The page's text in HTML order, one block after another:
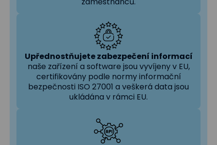
Upřednostňujete zabezpečení informací
naše zařízení a software jsou vyvíjeny v EU,
certifikovány podle normy informační
bezpečnosti ISO 27001 a veškerá data jsou
ukládána v rámci EU.